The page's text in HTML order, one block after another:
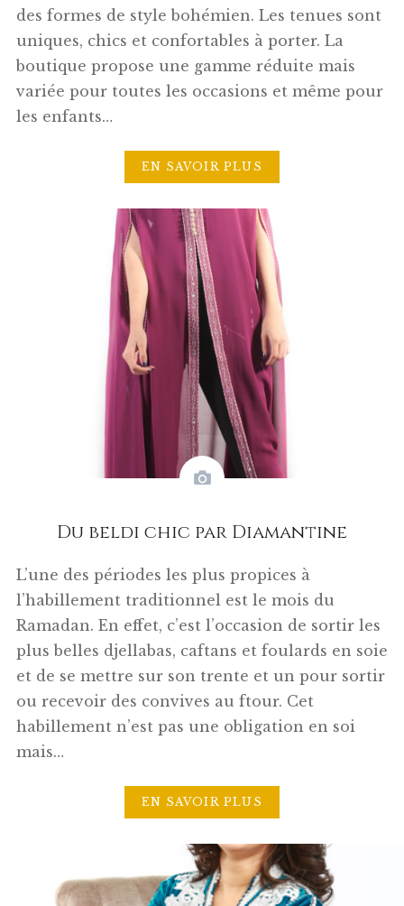
des formes de style bohémien. Les tenues sont
uniques, chics et confortables à porter. La
boutique propose une gamme réduite mais
variée pour toutes les occasions et même pour
les enfants…
EN SAVOIR PLUS
Du beldi chic par Diamantine
L’une des périodes les plus propices à
l’habillement traditionnel est le mois du
Ramadan. En effet, c’est l’occasion de sortir les
plus belles djellabas, caftans et foulards en soie
et de se mettre sur son trente et un pour sortir
ou recevoir des convives au ftour. Cet
habillement n’est pas une obligation en soi
mais…
EN SAVOIR PLUS